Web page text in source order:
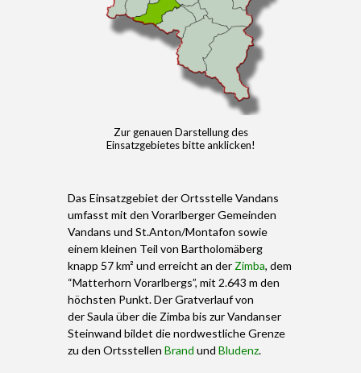
Zur genauen Darstellung des
Einsatzgebietes bitte anklicken!
Das Einsatzgebiet der Ortsstelle Vandans
umfasst mit den Vorarlberger Gemeinden
Vandans und St.Anton/Montafon sowie
einem kleinen Teil von Bartholomäberg
knapp 57 km² und erreicht an der Zimba, dem
“Matterhorn Vorarlbergs”, mit 2.643 m den
höchsten Punkt. Der Gratverlauf von
der Saula über die Zimba bis zur Vandanser
Steinwand bildet die nordwestliche Grenze
zu den Ortsstellen Brand und Bludenz.